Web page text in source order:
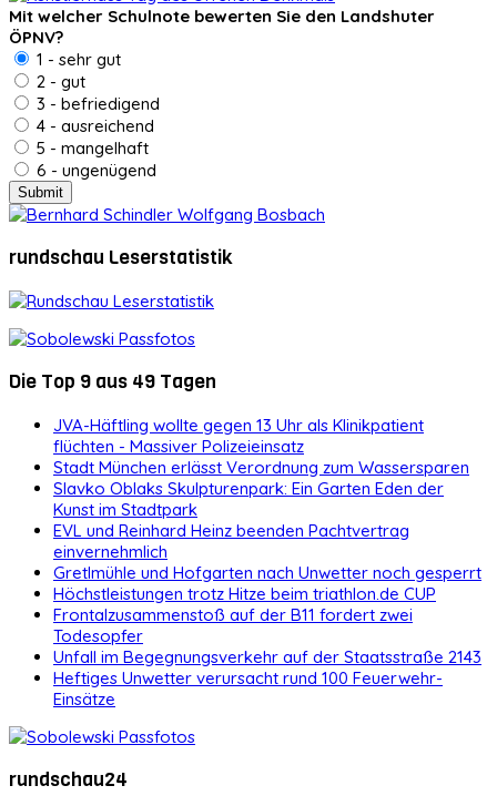
Mit welcher Schulnote bewerten Sie den Landshuter
ÖPNV?
1 - sehr gut
2 - gut
3 - befriedigend
4 - ausreichend
5 - mangelhaft
6 - ungenügend
rundschau Leserstatistik
Die Top 9 aus 49 Tagen
JVA-Häftling wollte gegen 13 Uhr als Klinikpatient
flüchten - Massiver Polizeieinsatz
Stadt München erlässt Verordnung zum Wassersparen
Slavko Oblaks Skulpturenpark: Ein Garten Eden der
Kunst im Stadtpark
EVL und Reinhard Heinz beenden Pachtvertrag
einvernehmlich
Gretlmühle und Hofgarten nach Unwetter noch gesperrt
Höchstleistungen trotz Hitze beim triathlon.de CUP
Frontalzusammenstoß auf der B11 fordert zwei
Todesopfer
Unfall im Begegnungsverkehr auf der Staatsstraße 2143
Heftiges Unwetter verursacht rund 100 Feuerwehr-
Einsätze
rundschau24